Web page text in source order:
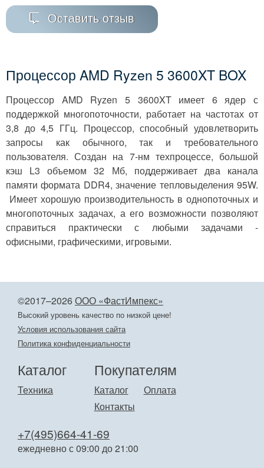
Процессор AMD Ryzen 5 3600XT BOX
Процессор AMD Ryzen 5 3600XT имеет 6 ядер с
поддержкой многопоточности, работает на частотах от
3,8 до 4,5 ГГц. Процессор, способный удовлетворить
запросы как обычного, так и требовательного
пользователя. Создан на 7-нм техпроцессе, большой
кэш L3 объемом 32 Мб, поддерживает два канала
памяти формата DDR4, значение тепловыделения 95W.
Имеет хорошую производительность в однопоточных и
многопоточных задачах, а его возможности позволяют
справиться практически с любыми задачами -
офисными, графическими, игровыми.
Оставить отзыв
©2017–2026ООО «ФастИмпекс»
Высокий уровень качество по низкой цене!
Условия использования сайта
Политика конфиденциальности
Покупателям
Каталог
Оплата
Контакты
Каталог
Техника
+7(495)664-41-69
ежедневно с 09:00 до 21:00